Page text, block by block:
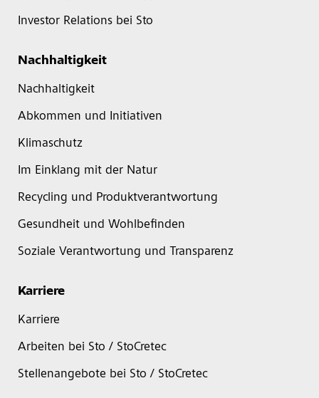
Investor Relations bei Sto
Nachhaltigkeit
Nachhaltigkeit
Abkommen und Initiativen
Klimaschutz
Im Einklang mit der Natur
Recycling und Produktverantwortung
Gesundheit und Wohlbefinden
Soziale Verantwortung und Transparenz
Karriere
Karriere
Arbeiten bei Sto / StoCretec
Stellenangebote bei Sto / StoCretec